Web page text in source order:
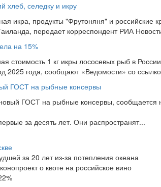
хлеб, селедку и икру
икра, продукты "Фрутоняня" и российские
передает корреспондент РИА
на 15%
стоимость 1 кг икры лососевых рыб в
2025 года, сообщают «Ведомости» со
ГОСТ на рыбные консервы
ГОСТ на рыбные консервы, сообщается
за десять лет. Они распространят...
за 20 лет из-за потепления океана
о квоте на российское вино